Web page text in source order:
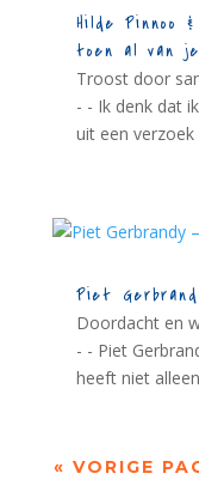
Hilde Pinnoo
toen al van
Troost door
- - Ik denk dat
uit een verzoek
Piet
Doordacht en
- - Piet
heeft niet
« VORIGE